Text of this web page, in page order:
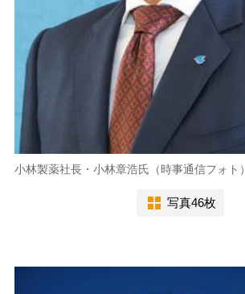
小林製薬社長・小林章浩氏（時事通信フォト）
写真46枚